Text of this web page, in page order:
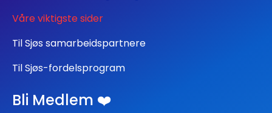
Våre viktigste sider
Til Sjøs samarbeidspartnere
Til Sjøs-fordelsprogram
Bli Medlem ❤️